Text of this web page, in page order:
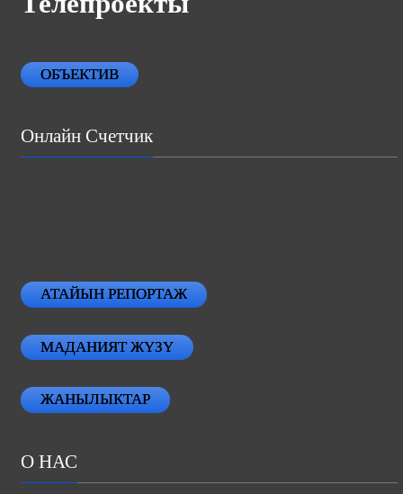
ОБЪЕКТИВ
Онлайн Счетчик
АТАЙЫН РЕПОРТАЖ
МАДАНИЯТ ЖҮЗҮ
ЖАНЫЛЫКТАР
О НАС